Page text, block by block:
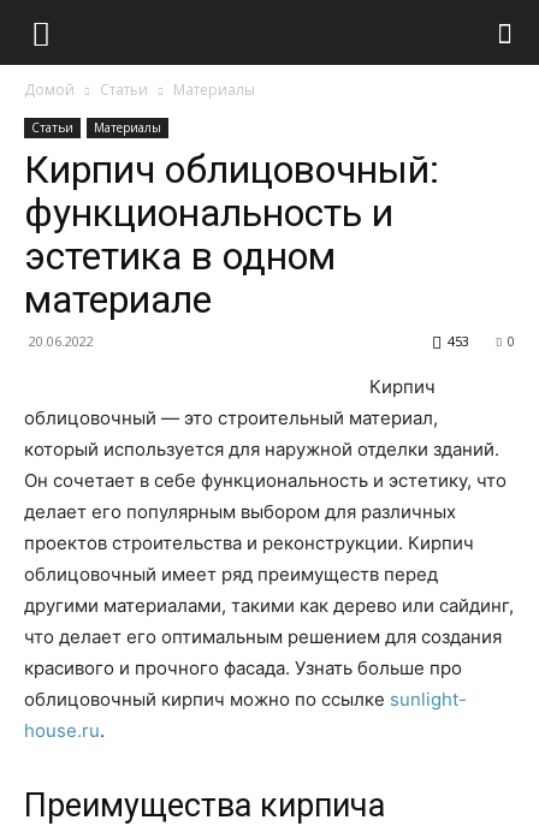
Домой Статьи Материалы
Статьи Материалы
Кирпич облицовочный:
функциональность и
эстетика в одном
материале
20.06.2022 0
453
Кирпич
облицовочный — это строительный материал,
который используется для наружной отделки зданий.
Он сочетает в себе функциональность и эстетику, что
делает его популярным выбором для различных
проектов строительства и реконструкции. Кирпич
облицовочный имеет ряд преимуществ перед
другими материалами, такими как дерево или сайдинг,
что делает его оптимальным решением для создания
красивого и прочного фасада. Узнать больше про
облицовочный кирпич можно по ссылке sunlight-
house.ru.
Преимущества кирпича